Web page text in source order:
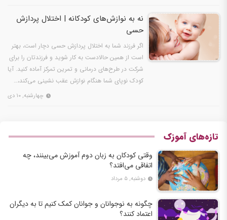
نه به نوازش‌های کودکانه | اختلال پردازش
حسی
اگر فرزند شما به اختلال پردازش حسی دچار است، بهتر
است از همین حالادست به کار شوید و فرزندتان را برای
شرکت در طرح‌های درمانی و تمرین تمرکز آماده کنید. آیا
کودک نوپای شما هنگام نوازش عقب نشینی می‌کند،…
چهارشنبه, ۱۰ دی
تازه‌های آموزک
وقتی کودکان به زبان دوم آموزش می‌بینند، چه
اتفاقی می‌افتد؟
دوشنبه, ۵ مرداد
چگونه به نوجوانان و جوانان کمک کنیم تا به دیگران
اعتماد کنند؟